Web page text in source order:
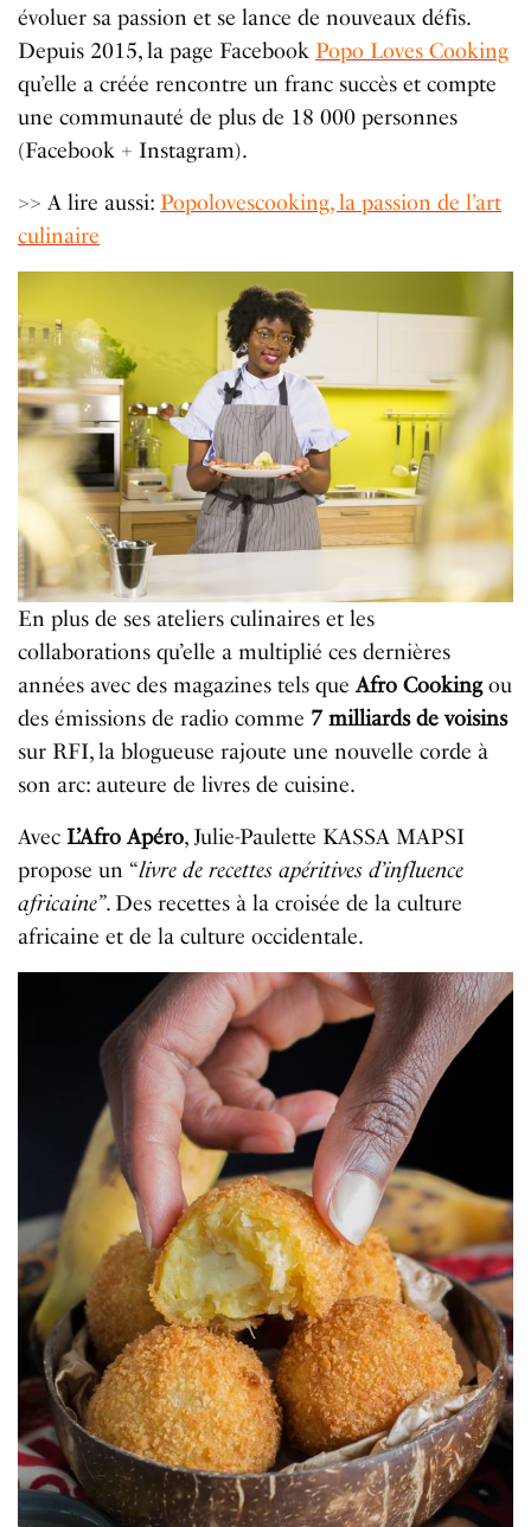
évoluer sa passion et se lance de nouveaux défis.
Depuis 2015, la page Facebook Popo Loves Cooking
qu’elle a créée rencontre un franc succès et compte
une communauté de plus de 18 000 personnes
(Facebook + Instagram).
>> A lire aussi: Popolovescooking, la passion de l’art
culinaire
En plus de ses ateliers culinaires et les
collaborations qu’elle a multiplié ces dernières
années avec des magazines tels queAfro Cookingou
des émissions de radio comme 7 milliards de voisins
sur RFI, la blogueuse rajoute une nouvelle corde à
son arc: auteure de livres de cuisine.
Avec L’Afro Apéro, Julie-Paulette KASSA MAPSI
propose un “livre de recettes apéritives d’influence
africaine”. Des recettes à la croisée de la culture
africaine et de la culture occidentale.